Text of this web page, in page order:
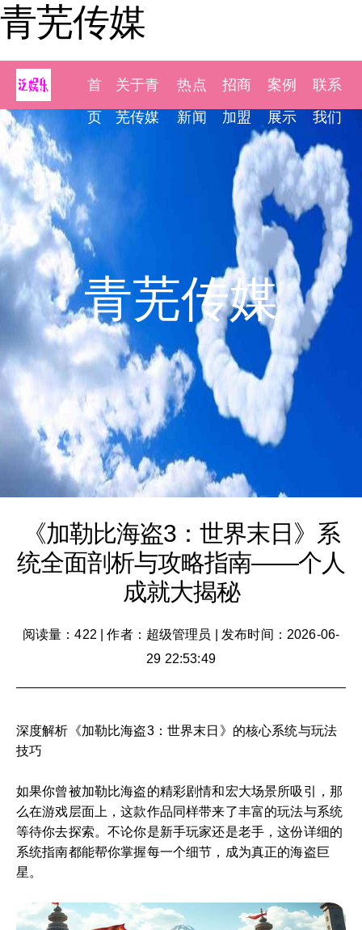
青芜传媒
首
页
关于青
芜传媒
热点
新闻
招商
加盟
案例
展示
联系
我们
青芜传媒
《加勒比海盗3：世界末日》系
统全面剖析与攻略指南——个人
成就大揭秘
阅读量：422 |作者：超级管理员
发布时间：2026-06-
29 22:53:49
深度解析《加勒比海盗3：世界末日》的核心系统与玩法
技巧
如果你曾被加勒比海盗的精彩剧情和宏大场景所吸引，那
么在游戏层面上，这款作品同样带来了丰富的玩法与系统
等待你去探索。不论你是新手玩家还是老手，这份详细的
系统指南都能帮你掌握每一个细节，成为真正的海盗巨
星。